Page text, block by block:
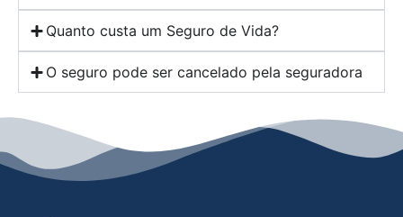
Quanto custa um Seguro de Vida?
O seguro pode ser cancelado pela seguradora